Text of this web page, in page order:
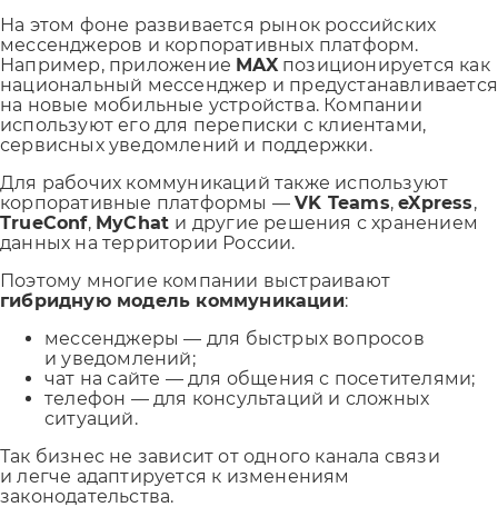
На этом фоне развивается рынок российских
мессенджеров и корпоративных платформ.
Например, приложение MAXпозиционируется как
национальный мессенджер и предустанавливается
на новые мобильные устройства. Компании
используют его для переписки с клиентами,
сервисных уведомлений и поддержки.
Для рабочих коммуникаций также используют
корпоративные платформы —VK Teams,eXpress,
TrueConf, MyChat и другие решения с хранением
данных на территории России.
Поэтому многие компании выстраивают
гибридную модель коммуникации:
мессенджеры — для быстрых вопросов
и уведомлений;
чат на сайте — для общения с посетителями;
телефон — для консультаций и сложных
ситуаций.
Так бизнес не зависит от одного канала связи
и легче адаптируется к изменениям
законодательства.